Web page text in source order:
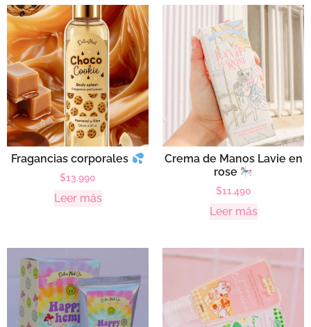
Fragancias corporales
$13.990
Leer más
Crema de Manos Lavie en
rose
$11.490
Leer más